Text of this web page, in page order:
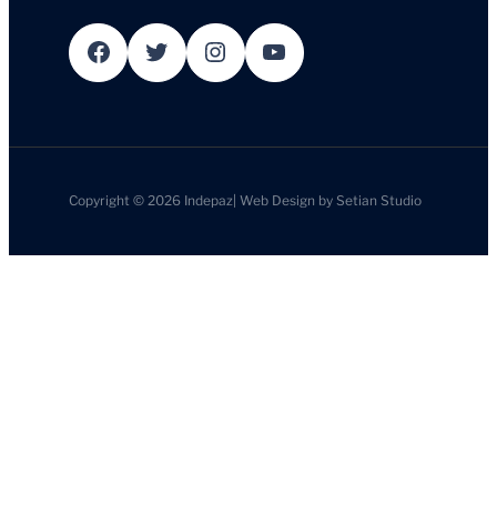
Facebook Twitter Instagram YouTube
Copyright © 2026 Indepaz|Web Design bySetian Studio